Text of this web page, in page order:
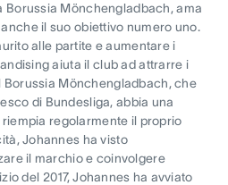
Mönchengladbach, ama
il suo obiettivo numero uno.
alle partite e aumentare i
aiuta il club ad attrarre i
Borussia Mönchengladbach, che
di Bundesliga, abbia una
regolarmente il proprio
Johannes ha visto
il marchio e coinvolgere
del 2017, Johannes ha avviato